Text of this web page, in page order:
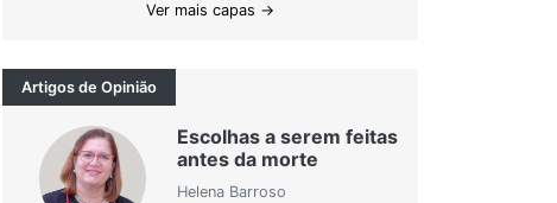
Ver mais capas →
Artigos de Opinião
Escolhas a serem feitas
antes da morte
Helena Barroso